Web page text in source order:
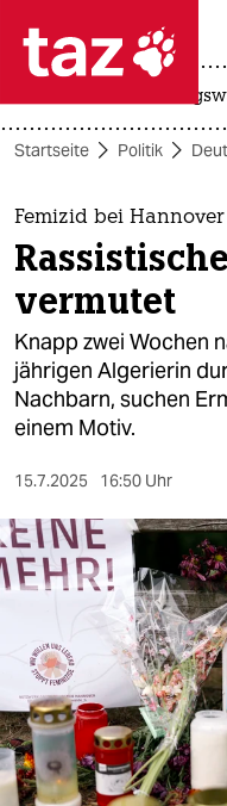
 taz
themen
politik
öko
gesellschaft
kultur
sport
berlin
nord
wahrheit
verlag
verlag
veranstaltungen
Startseite Politik
Femizid bei Hannover
vermutet
Knapp zwei Wochen
jährigen Algerierin
Nachbarn, suchen
einem Motiv.
15.7.2025 16:50 Uhr